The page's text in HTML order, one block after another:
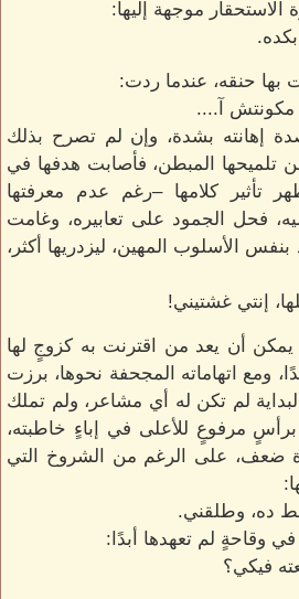
الاستحقار موجهة إليها:
بها حنقه، عندما ردت:
مكونتش آ....
إهانته بشدة، وإن لم تصرح بذلك
تلميحها المبطن، فأصابت هدفها في
تأثير كلامها –رغم عدم معرفتها
فحل الجمود على تعابيره، وغامت
الأسلوب المهين، ليزدريها أكثر،
إنتي غشتيني!
أن يعد من اقترنت به كزوجٍ لها
ومع اتهاماته المجحفة نحوها، برزت
البداية لم تكن له أي مشاعر، ولم تملك
مرفوعٍ للأعلى في إباءٍ خاطبته،
ضعف، على الرغم من الشروخ التي
ده، وطلقني.
وقاحةٍ لم تعهدها أبدًا:
فيكي؟